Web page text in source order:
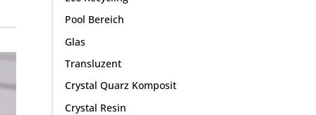
Pool Bereich
Glas
Transluzent
Crystal Quarz Komposit
Crystal Resin